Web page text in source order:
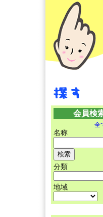
会員検
全
名称
分類
地域